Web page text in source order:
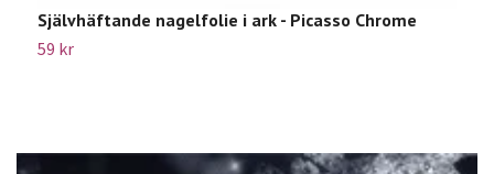
Självhäftande nagelfolie i ark - Picasso Chrome
59 kr